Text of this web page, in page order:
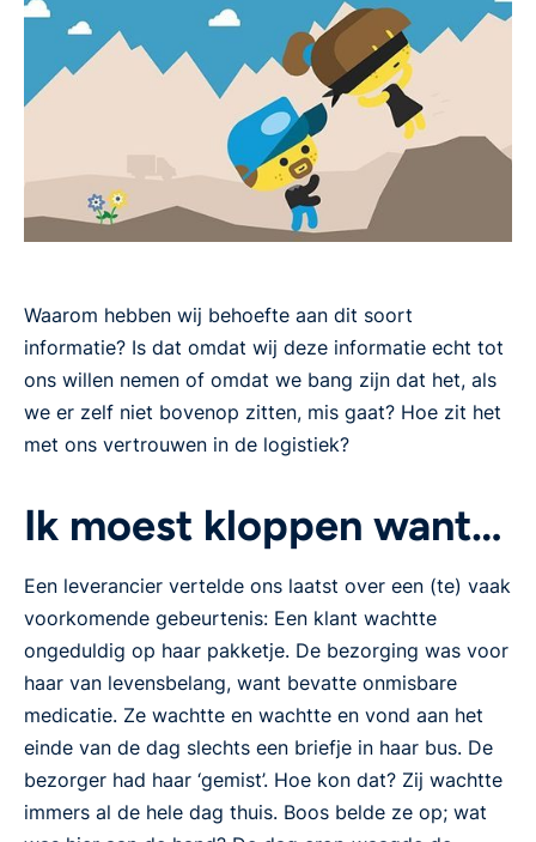
Waarom hebben wij behoefte aan dit soort
informatie? Is dat omdat wij deze informatie echt tot
ons willen nemen of omdat we bang zijn dat het, als
we er zelf niet bovenop zitten, mis gaat? Hoe zit het
met ons vertrouwen in de logistiek?
Ik moest kloppen want…
Een leverancier vertelde ons laatst over een (te) vaak
voorkomende gebeurtenis: Een klant wachtte
ongeduldig op haar pakketje. De bezorging was voor
haar van levensbelang, want bevatte onmisbare
medicatie. Ze wachtte en wachtte en vond aan het
einde van de dag slechts een briefje in haar bus. De
bezorger had haar ‘gemist’. Hoe kon dat? Zij wachtte
immers al de hele dag thuis. Boos belde ze op; wat